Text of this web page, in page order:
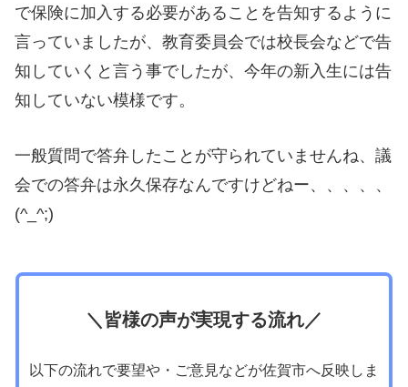
で保険に加入する必要があることを告知するように
言っていましたが、教育委員会では校長会などで告
知していくと言う事でしたが、今年の新入生には告
知していない模様です。
一般質問で答弁したことが守られていませんね、議
会での答弁は永久保存なんですけどねー、、、、、
(^_^;)
＼皆様の声が実現する流れ／
以下の流れで要望や・ご意見などが佐賀市へ反映しま